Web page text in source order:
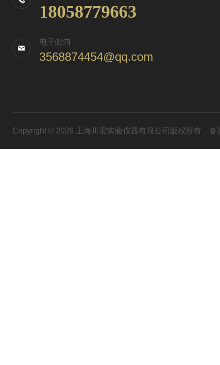
18058779663
电子邮箱
3568874454@qq.com
Copyright © 2026 上海川宏实验仪器有限公司版权所有 备